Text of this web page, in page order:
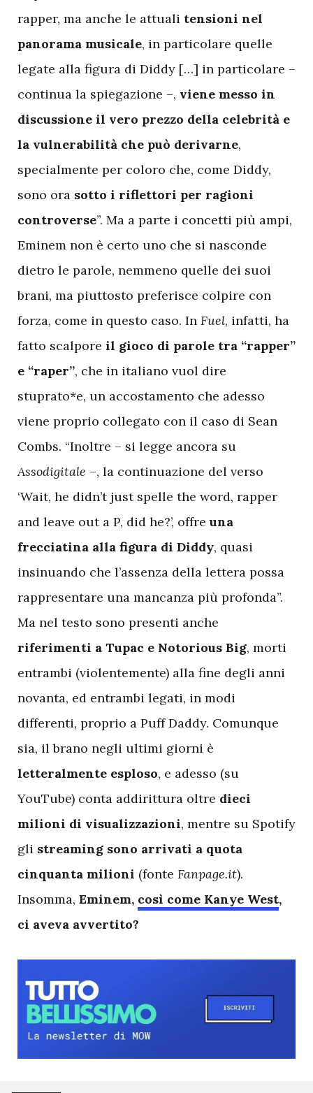
rapper, ma anche le attuali tensioni nel
panorama musicale, in particolare quelle
legate alla figura di Diddy […] in particolare –
continua la spiegazione –, viene messo in
discussione il vero prezzo della celebrità e
la vulnerabilità che può derivarne,
specialmente per coloro che, come Diddy,
sono ora sotto i riflettori per ragioni
controverse”. Ma a parte i concetti più ampi,
Eminem non è certo uno che si nasconde
dietro le parole, nemmeno quelle dei suoi
brani, ma piuttosto preferisce colpire con
forza, come in questo caso. In Fuel, infatti, ha
fatto scalpore il gioco di parole tra “rapper”
e “raper”, che in italiano vuol dire
stuprato*e, un accostamento che adesso
viene proprio collegato con il caso di Sean
Combs. “Inoltre – si legge ancora su
Assodigitale –, la continuazione del verso
‘Wait, he didn’t just spelle the word, rapper
and leave out a P, did he?’, offreuna
frecciatina alla figura di Diddy, quasi
insinuando che l’assenza della lettera possa
rappresentare una mancanza più profonda”.
Ma nel testo sono presenti anche
riferimenti a Tupac e Notorious Big, morti
entrambi (violentemente) alla fine degli anni
novanta, ed entrambi legati, in modi
differenti, proprio a Puff Daddy. Comunque
sia, il brano negli ultimi giorni è
letteralmente esploso, e adesso (su
YouTube) conta addirittura oltre dieci
milioni di visualizzazioni, mentre su Spotify
gli streaming sono arrivati a quota
cinquanta milioni (fonte Fanpage.it).
Insomma, Eminem, così come Kanye West,
ci aveva avvertito?